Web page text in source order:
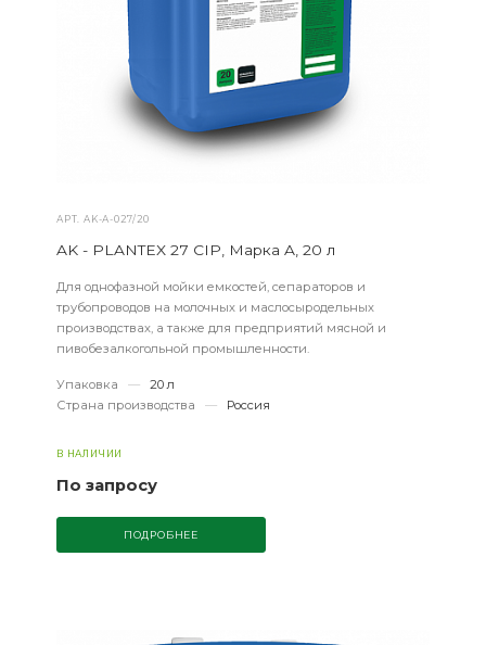
АРТ.AK-А-027/20
AK - PLANTEX 27 CIP, Марка A, 20 л
Для однофазной мойки емкостей, сепараторов и
трубопроводов на молочных и маслосыродельных
производствах, а также для предприятий мясной и
пивобезалкогольной промышленности.
Упаковка —
20 л
Страна производства
— Россия
В НАЛИЧИИ
По запросу
ПОДРОБНЕЕ